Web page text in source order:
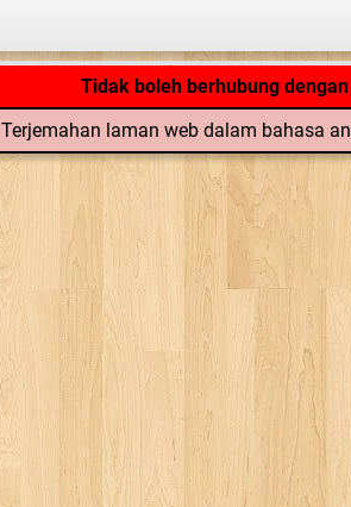
Tidak boleh berhubung
Terjemahan laman web dalam bahasa